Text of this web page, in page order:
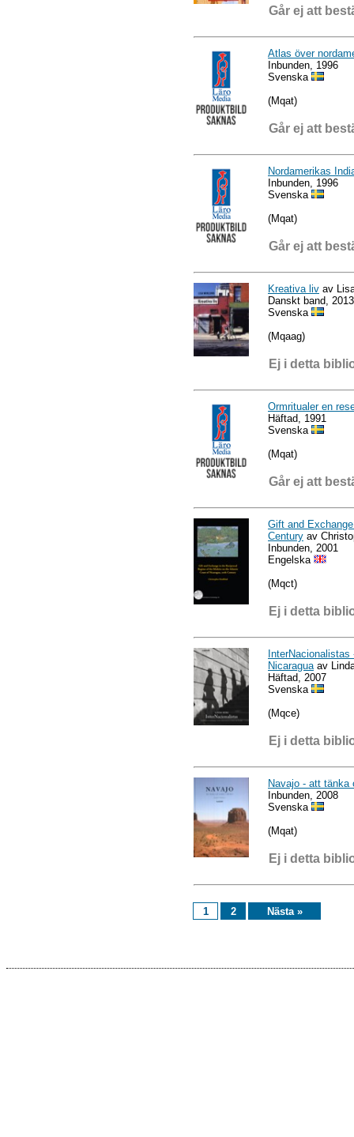
Går ej att
Atlas över
Inbunden, 1996
Svenska
(Mqat)
Går ej att
Nordamerikas
Inbunden, 1996
Svenska
(Mqat)
Går ej att
Kreativa liv av
Danskt band, 2013
Svenska
(Mqaag)
Ej i detta
Ormritualer en
Häftad, 1991
Svenska
(Mqat)
Går ej att
Gift and
Century av
Inbunden, 2001
Engelska
(Mqct)
Ej i detta
Nicaragua av
Häftad, 2007
Svenska
(Mqce)
Ej i detta
Navajo - att tänka
Inbunden, 2008
Svenska
(Mqat)
Ej i detta
1 2 Nästa »